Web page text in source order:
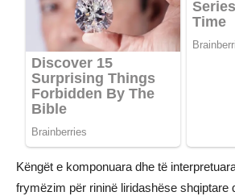
Këngët e komponuara dhe të
frymëzim për rininë liridashëse shqiptare